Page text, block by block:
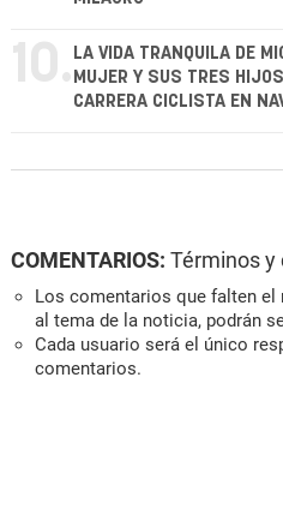
10. LA VIDA TRANQUILA DE
MUJER Y SUS TRES
CARRERA CICLISTA EN
COMENTARIOS: Términos y
Los comentarios que falten el
al tema de la noticia, podrán
Cada usuario será el único
comentarios.